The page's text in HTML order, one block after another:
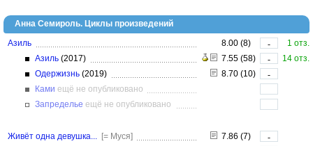
Анна Семироль. Циклы произведений
Азиль
8.00 (8) -
1 отз.
Азиль (2017) 7.55 (58) -
14 отз.
Одержизнь (2019) 8.70 (10)
-
Ками ещё не опубликовано
Запределье ещё не опубликовано
Живёт одна девушка... [= Муся] 7.86 (7)
-